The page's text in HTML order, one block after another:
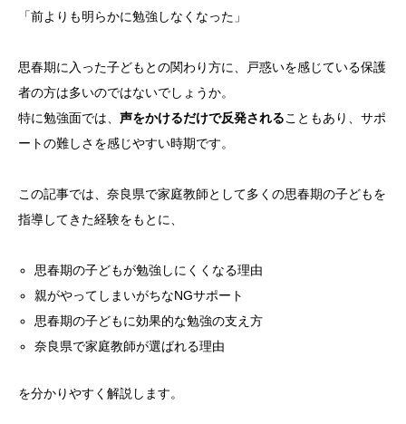
「前よりも明らかに勉強しなくなった」
思春期に入った子どもとの関わり方に、戸惑いを感じている保護
者の方は多いのではないでしょうか。
特に勉強面では、 声をかけるだけで反発されることもあり、サポ
ートの難しさを感じやすい時期です。
この記事では、奈良県で家庭教師として多くの思春期の子どもを
指導してきた経験をもとに、
思春期の子どもが勉強しにくくなる理由
親がやってしまいがちなNGサポート
思春期の子どもに効果的な勉強の支え方
奈良県で家庭教師が選ばれる理由
を分かりやすく解説します。